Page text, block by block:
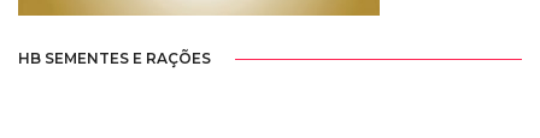
HB SEMENTES E RAÇÕES